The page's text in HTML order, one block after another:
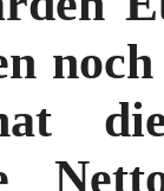
die